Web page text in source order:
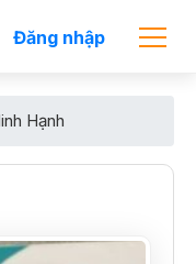
Đăng nhập
Hạnh